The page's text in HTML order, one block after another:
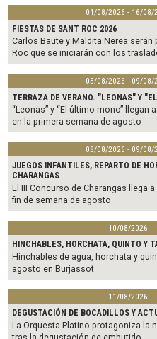
01/08/2026 - 16/08/
FIESTAS DE SANT ROC 2026
Carlos Baute y Maldita Nerea
Roc que se iniciarán con los
05/08/2026 - 09/08/
TERRAZA DE VERANO. "LEONAS" Y
“Leonas” y “El último mono” llegan
en la primera semana de agosto
08/08/2026 - 09/08/
JUEGOS INFANTILES, REPARTO DE
CHARANGAS
El III Concurso de Charangas llega
fin de semana de agosto
10/08/2026
HINCHABLES, HORCHATA, QUINTO Y
Hinchables de agua, horchata y
agosto en Burjassot
11/08/2026
DEGUSTACIÓN DE BOCADILLOS Y
La Orquesta Platino protagoniza la